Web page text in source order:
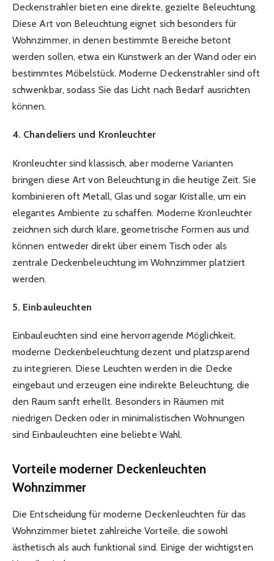
Deckenstrahler bieten eine direkte, gezielte Beleuchtung.
Diese Art von Beleuchtung eignet sich besonders für
Wohnzimmer, in denen bestimmte Bereiche betont
werden sollen, etwa ein Kunstwerk an der Wand oder ein
bestimmtes Möbelstück. Moderne Deckenstrahler sind oft
schwenkbar, sodass Sie das Licht nach Bedarf ausrichten
können.
4. Chandeliers und Kronleuchter
Kronleuchter sind klassisch, aber moderne Varianten
bringen diese Art von Beleuchtung in die heutige Zeit. Sie
kombinieren oft Metall, Glas und sogar Kristalle, um ein
elegantes Ambiente zu schaffen. Moderne Kronleuchter
zeichnen sich durch klare, geometrische Formen aus und
können entweder direkt über einem Tisch oder als
zentrale Deckenbeleuchtung im Wohnzimmer platziert
werden.
5. Einbauleuchten
Einbauleuchten sind eine hervorragende Möglichkeit,
moderne Deckenbeleuchtung dezent und platzsparend
zu integrieren. Diese Leuchten werden in die Decke
eingebaut und erzeugen eine indirekte Beleuchtung, die
den Raum sanft erhellt. Besonders in Räumen mit
niedrigen Decken oder in minimalistischen Wohnungen
sind Einbauleuchten eine beliebte Wahl.
Vorteile moderner Deckenleuchten
Wohnzimmer
Die Entscheidung für moderne Deckenleuchten für das
Wohnzimmer bietet zahlreiche Vorteile, die sowohl
ästhetisch als auch funktional sind. Einige der wichtigsten